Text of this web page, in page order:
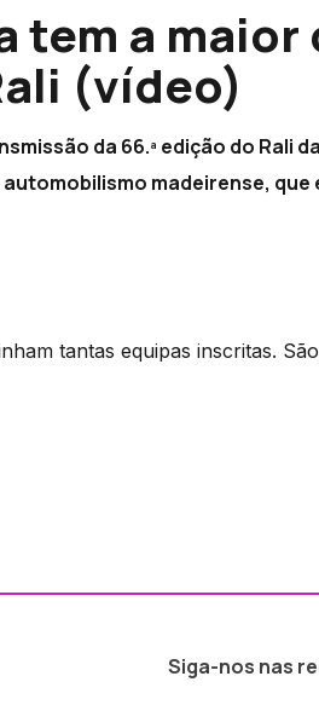
tem a
(vídeo)
da 66.ª edição do Rali
automobilismo madeirense,
tantas equipas inscritas.
Siga-nos nas